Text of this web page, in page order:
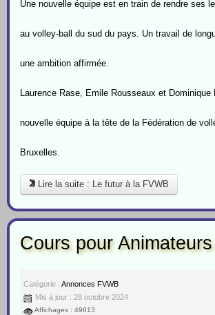
Une nouvelle équipe est en train de rendre ses
au volley-ball du sud du pays. Un travail de
une ambition affirmée.
Laurence Rase, Emile Rousseaux et Dominique
nouvelle équipe à la tête de la Fédération de
Bruxelles.
Lire la suite : Le futur à la FVWB
Cours pour
Catégorie : Annonces FVWB
Mis à jour : 28 octobre 2024
Affichages : 49813